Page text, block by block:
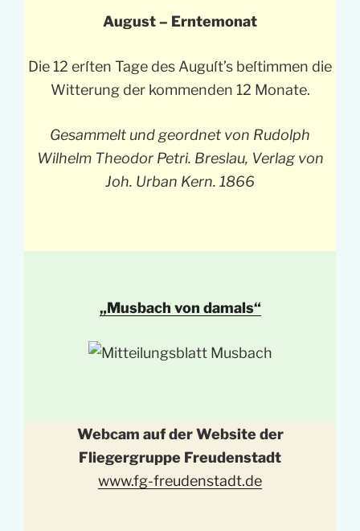
August – Erntemonat
Die 12 erſten Tage des Auguſt’s beſtimmen die
Witterung der kommenden 12 Monate.
Gesammelt und geordnet von Rudolph
Wilhelm Theodor Petri. Breslau, Verlag von
Joh. Urban Kern. 1866
„Musbach von damals“
Webcam auf der Website der
Fliegergruppe Freudenstadt
www.fg-freudenstadt.de